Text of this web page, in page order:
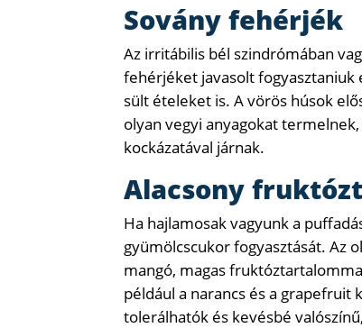
Sovány fehérjék
Az irritábilis bél szindrómában
fehérjéket javasolt fogyasztaniuk
sült ételeket is. A vörös húsok
olyan vegyi anyagokat
kockázatával járnak.
Alacsony
Ha hajlamosak vagyunk a
gyümölcscukor fogyasztását. Az
mangó, magas
például a narancs és a
tolerálhatók és kevésbé